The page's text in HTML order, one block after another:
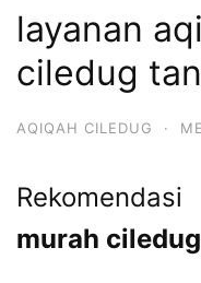
layanan
ciledug
AQIQAH CILEDUG ·
murah